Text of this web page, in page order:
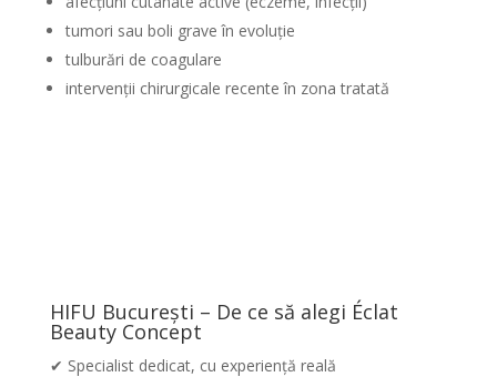
tumori sau boli grave în evoluție
tulburări de coagulare
intervenții chirurgicale recente în zona tratată
HIFU București – De ce să alegi Éclat
Beauty Concept
✔ Specialist dedicat, cu experiență reală